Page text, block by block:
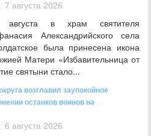
7 августа 2026
в храм святителя
Александрийского села
была принесена икона
Матери «Избавительница от
святыни стало...
возглавил заупокойное
останков воинов на
6 августа 2026